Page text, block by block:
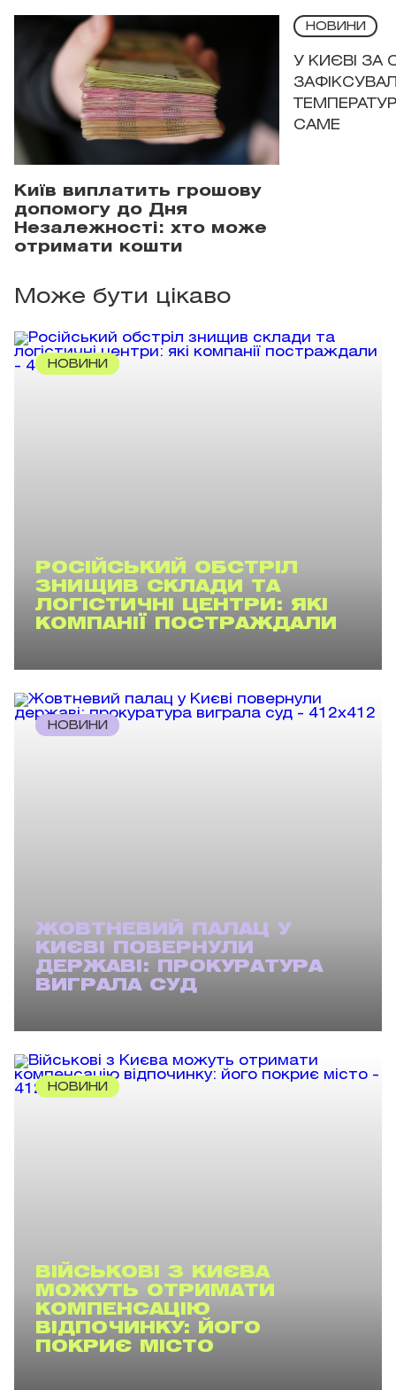
Київ виплатить грошову
допомогу до Дня
Незалежності: хто може
отримати кошти
НОВИНИ
У КИЄВІ ЗА
САМЕ
Може бути цікаво
НОВИНИ
РОСІЙСЬКИЙ ОБСТРІЛ
ЗНИЩИВ СКЛАДИ ТА
ЛОГІСТИЧНІ ЦЕНТРИ: ЯКІ
КОМПАНІЇ ПОСТРАЖДАЛИ
НОВИНИ
ЖОВТНЕВИЙ ПАЛАЦ У
КИЄВІ ПОВЕРНУЛИ
ДЕРЖАВІ: ПРОКУРАТУРА
ВИГРАЛА СУД
НОВИНИ
ВІЙСЬКОВІ З КИЄВА
МОЖУТЬ ОТРИМАТИ
КОМПЕНСАЦІЮ
ВІДПОЧИНКУ: ЙОГО
ПОКРИЄ МІСТО